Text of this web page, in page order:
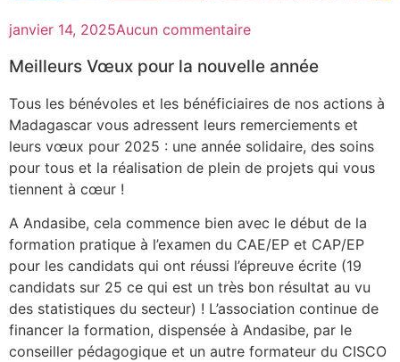
janvier 14, 2025Aucun commentaire
Meilleurs Vœux pour la nouvelle année
Tous les bénévoles et les bénéficiaires de nos actions à
Madagascar vous adressent leurs remerciements et
leurs vœux pour 2025 : une année solidaire, des soins
pour tous et la réalisation de plein de projets qui vous
tiennent à cœur !
A Andasibe, cela commence bien avec le début de la
formation pratique à l’examen du CAE/EP et CAP/EP
pour les candidats qui ont réussi l’épreuve écrite (19
candidats sur 25 ce qui est un très bon résultat au vu
des statistiques du secteur) ! L’association continue de
financer la formation, dispensée à Andasibe, par le
conseiller pédagogique et un autre formateur du CISCO